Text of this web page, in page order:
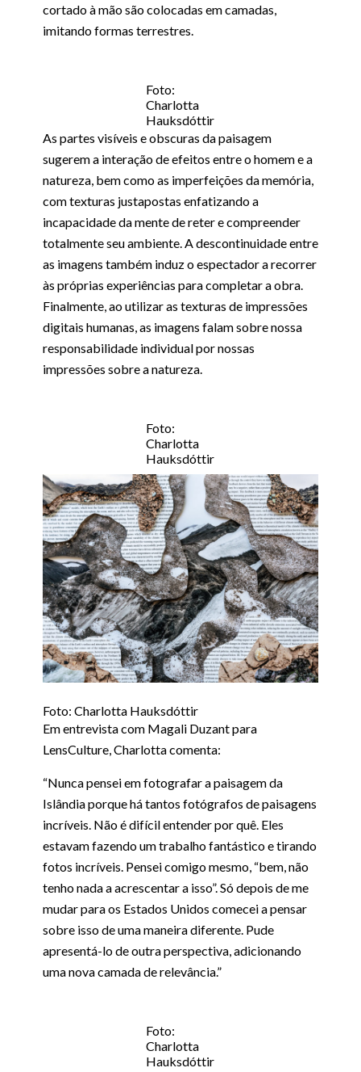
cortado à mão são colocadas em camadas,
imitando formas terrestres.
Foto:
Charlotta
Hauksdóttir
As partes visíveis e obscuras da paisagem
sugerem a interação de efeitos entre o homem e a
natureza, bem como as imperfeições da memória,
com texturas justapostas enfatizando a
incapacidade da mente de reter e compreender
totalmente seu ambiente. A descontinuidade entre
as imagens também induz o espectador a recorrer
às próprias experiências para completar a obra.
Finalmente, ao utilizar as texturas de impressões
digitais humanas, as imagens falam sobre nossa
responsabilidade individual por nossas
impressões sobre a natureza.
Foto:
Charlotta
Hauksdóttir
Foto: Charlotta Hauksdóttir
Em entrevista com Magali Duzant para
LensCulture, Charlotta comenta:
“Nunca pensei em fotografar a paisagem da
Islândia porque há tantos fotógrafos de paisagens
incríveis. Não é difícil entender por quê. Eles
estavam fazendo um trabalho fantástico e tirando
fotos incríveis. Pensei comigo mesmo, “bem, não
tenho nada a acrescentar a isso”. Só depois de me
mudar para os Estados Unidos comecei a pensar
sobre isso de uma maneira diferente. Pude
apresentá-lo de outra perspectiva, adicionando
uma nova camada de relevância.”
Foto:
Charlotta
Hauksdóttir